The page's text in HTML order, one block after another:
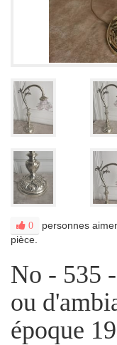
0
personnes
pièce.
No - 535
ou
époque